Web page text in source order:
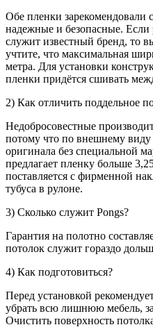
Обе пленки зарекомендовали
надежные и безопасные.
служит известный бренд, то
учтите, что максимальная
метра. Для установки
пленки придётся сшивать
2) Как отличить поддельное
Недобросовестные
потому что по внешнему
оригинала без специальной
предлагает пленку больше
поставляется с фирменной
тубуса в рулоне.
3) Сколько служит Pongs?
Гарантия на полотно
потолок служит гораздо
4) Как подготовиться?
Перед установкой
убрать всю лишнюю мебель,
Очистить поверхность